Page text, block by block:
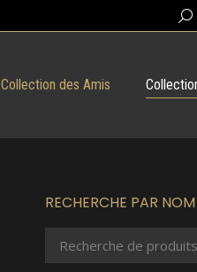
Collection des Amis
RECHERCHE PAR NOM